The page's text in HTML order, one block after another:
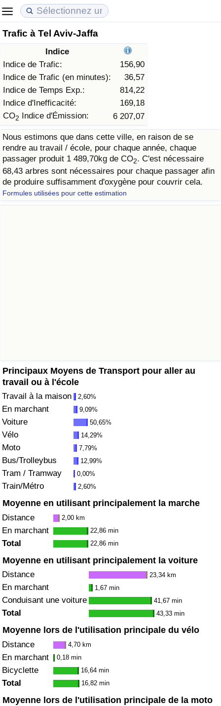
Trafic à Tel Aviv-Jaffa
Indice
Indice de Trafic:
156,90
Indice de Trafic (en minutes):
36,57
Indice de Temps Exp.:
814,22
Indice d'Inefficacité:
169,18
CO2 Indice d'Émission: 6 207,07
Nous estimons que dans cette ville, en raison de se
rendre au travail / école, pour chaque année, chaque
passager produit 1 489,70kg de CO2. C'est nécessaire
68,43 arbres sont nécessaires pour chaque passager afin
de produire suffisamment d'oxygène pour couvrir cela.
Formules utilisées pour cette estimation
Principaux Moyens de Transport pour aller au
travail ou à l'école
Travail à la maison 2,60%
En marchant 9,09%
Voiture 50,65%
Vélo 14,29%
Moto 7,79%
Bus/Trolleybus 12,99%
Tram / Tramway 0,00%
Train/Métro 2,60%
Moyenne en utilisant principalement la marche
Distance 2,00 km
En marchant 22,86 min
Total 22,86 min
Moyenne en utilisant principalement la voiture
Distance 23,34 km
En marchant 1,67 min
Conduisant une voiture 41,67 min
Total 43,33 min
Moyenne lors de l'utilisation principale du vélo
Distance 4,70 km
En marchant 0,18 min
Bicyclette 16,64 min
Total 16,82 min
Moyenne lors de l'utilisation principale de la moto
Coût de la vie
Indice du Coût de la Vie (Actuel)
Indice du Coût de la Vie
Indice du coût de la vie par pays
à Akaba
Prix de l'immobilier
Indice des Prix de l'immobilier (Actuel)
Indice des Prix de l'immobilier
Indice des Prix de l'immobilier par Pays
Qualité de Vie
Indice de Qualité de Vie
Indice de Qualité de Vie (Actuel)
Indice de qualité de vie par pays
Criminalité
Indice de Criminalité (Actuel)
Indice de Criminalité
Indice de Pollution par Pays
Trafic
Indice de Trafic
Indice de Trafic (Actuel)
Indice de Trafic par Pays